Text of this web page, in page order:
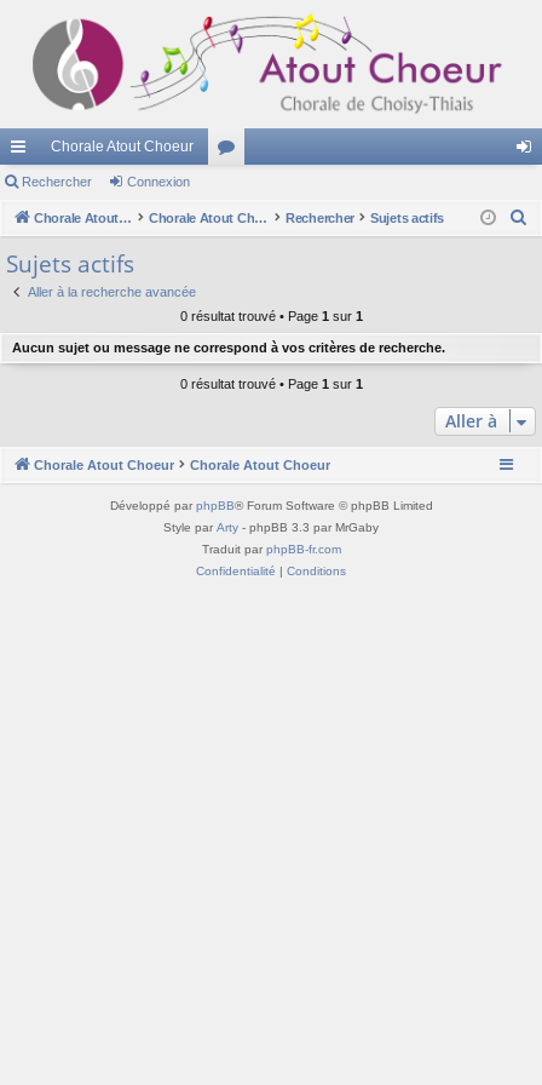
cc
ès
ra
pi
Chorale Atout Choeur
u ne
Rechercher Connexion
Chorale Atout Choeur Chorale Atout Choeur Rechercher Sujets actifs
e
Sujets actifs
Aller à la recherche avancée
0 résultat trouvé • Page 1 sur 1
Aucun sujet ou message ne correspond à vos critères de recherche.
0 résultat trouvé • Page 1 sur 1
Aller à
Chorale Atout Choeur Chorale Atout Choeur
Développé par phpBB® Forum Software © phpBB Limited
Style par Arty - phpBB 3.3 par MrGaby
Traduit par phpBB-fr.com
Confidentialité | Conditions